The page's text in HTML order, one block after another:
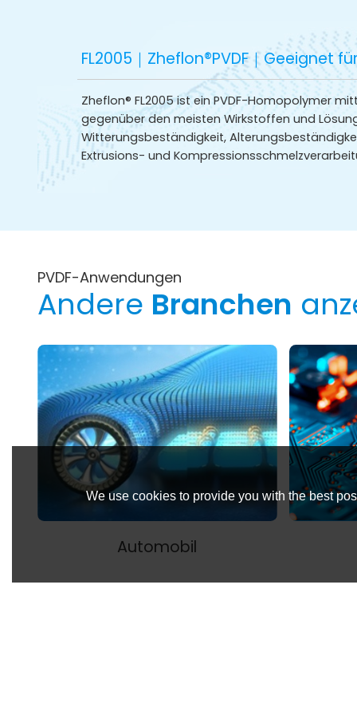
FL2005｜Zheflon®PVDF｜Geeignet
Zheflon® FL2005 ist ein PVDF-Homopolymer
gegenüber den meisten Wirkstoffen und
Witterungsbeständigkeit,
Extrusions- und
PVDF-Anwendungen
Andere Branchen
Automobil
We use cookies to provide you with the best